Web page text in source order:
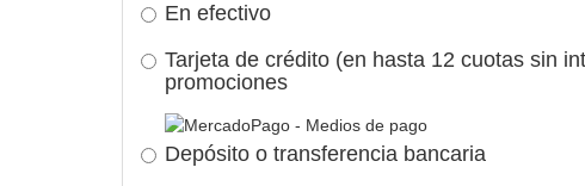
En efectivo
Tarjeta de crédito (en hasta 12 cuotas sin
promociones
Depósito o transferencia bancaria